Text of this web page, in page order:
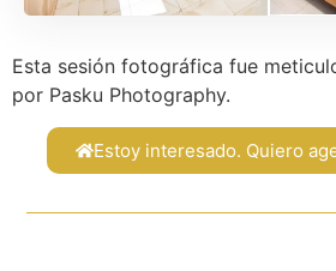
Esta sesión fotográfica fue
por Pasku Photography.
Estoy interesado. Quiero